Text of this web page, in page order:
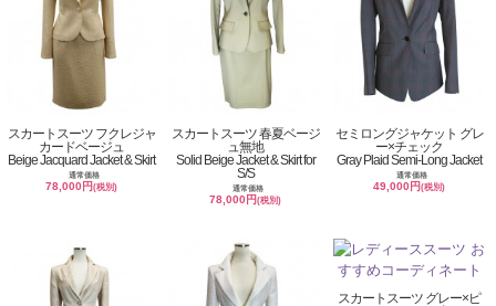
スカートスーツ フクレジャ
カードベージュ
Beige Jacquard Jacket & Skirt
通常価格
78,000円(税別)
スカートスーツ 春夏ベージ
ュ無地
Solid Beige Jacket & Skirt for
S/S
通常価格
78,000円(税別)
セミロングジャケット グレ
ー×チェック
Gray Plaid Semi-Long Jacket
通常価格
49,000円(税別)
スカートスーツ グレー×ピ